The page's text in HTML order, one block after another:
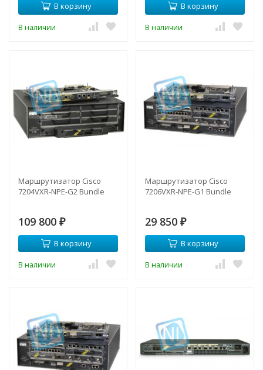
В корзину
В наличии
В корзину
В наличии
Маршрутизатор Cisco
7204VXR-NPE-G2 Bundle
109 800 ₽
В корзину
В наличии
Маршрутизатор Cisco
7206VXR-NPE-G1 Bundle
29 850 ₽
В корзину
В наличии